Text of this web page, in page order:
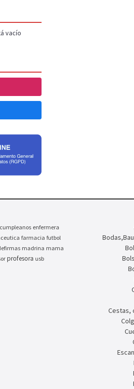
vacío
cumpleanos enfermera
farmacia futbol
madrina mama
profesora usb
Cestas,